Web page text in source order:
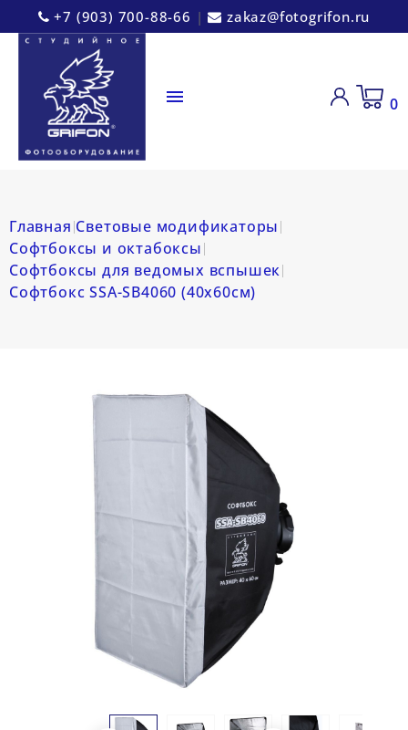
+7 (903) 700-88-66 | zakaz@fotogrifon.ru
 0
Главная Световые модификаторы
Софтбоксы и октабоксы
Софтбоксы для ведомых вспышек
Софтбокс SSA-SB4060 (40х60см)